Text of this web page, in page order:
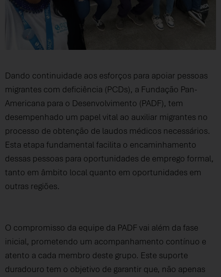
Dando continuidade aos esforços para apoiar pessoas
migrantes com deficiência (PCDs), a Fundação Pan-
Americana para o Desenvolvimento (PADF), tem
desempenhado um papel vital ao auxiliar migrantes no
processo de obtenção de laudos médicos necessários.
Esta etapa fundamental facilita o encaminhamento
dessas pessoas para oportunidades de emprego formal,
tanto em âmbito local quanto em oportunidades em
outras regiões.
O compromisso da equipe da PADF vai além da fase
inicial, prometendo um acompanhamento contínuo e
atento a cada membro deste grupo. Este suporte
duradouro tem o objetivo de garantir que, não apenas